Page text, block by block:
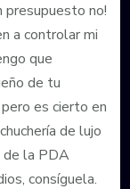
presupuesto no!
a controlar mi
que
de tu
es cierto en
de lujo
de la PDA
consíguela.